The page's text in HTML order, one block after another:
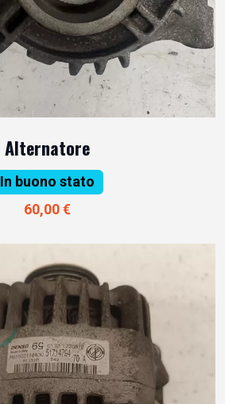
Alternatore
In buono stato
60,00 €